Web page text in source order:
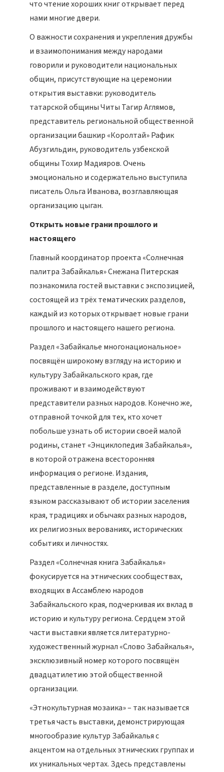
что чтение хороших книг открывает перед
нами многие двери.
О важности сохранения и укрепления дружбы
и взаимопонимания между народами
говорили и руководители национальных
общин, присутствующие на церемонии
открытия выставки: руководитель
татарской общины Читы Тагир Аглямов,
представитель региональной общественной
организации башкир «Королтай» Рафик
Абузгильдин, руководитель узбекской
общины Тохир Мадияров. Очень
эмоционально и содержательно выступила
писатель Ольга Иванова, возглавляющая
организацию цыган.
Открыть новые грани прошлого и
настоящего
Главный координатор проекта «Солнечная
палитра Забайкалья» Снежана Питерская
познакомила гостей выставки с экспозицией,
состоящей из трёх тематических разделов,
каждый из которых открывает новые грани
прошлого и настоящего нашего региона.
Раздел «Забайкалье многонациональное»
посвящён широкому взгляду на историю и
культуру Забайкальского края, где
проживают и взаимодействуют
представители разных народов. Конечно же,
отправной точкой для тех, кто хочет
побольше узнать об истории своей малой
родины, станет «Энциклопедия Забайкалья»,
в которой отражена всесторонняя
информация о регионе. Издания,
представленные в разделе, доступным
языком рассказывают об истории заселения
края, традициях и обычаях разных народов,
их религиозных верованиях, исторических
событиях и личностях.
Раздел «Солнечная книга Забайкалья»
фокусируется на этнических сообществах,
входящих в Ассамблею народов
Забайкальского края, подчеркивая их вклад в
историю и культуру региона. Сердцем этой
части выставки является литературно-
художественный журнал «Слово Забайкалья»,
эксклюзивный номер которого посвящён
двадцатилетию этой общественной
организации.
«Этнокультурная мозаика» – так называется
третья часть выставки, демонстрирующая
многообразие культур Забайкалья с
акцентом на отдельных этнических группах и
их уникальных чертах. Здесь представлены